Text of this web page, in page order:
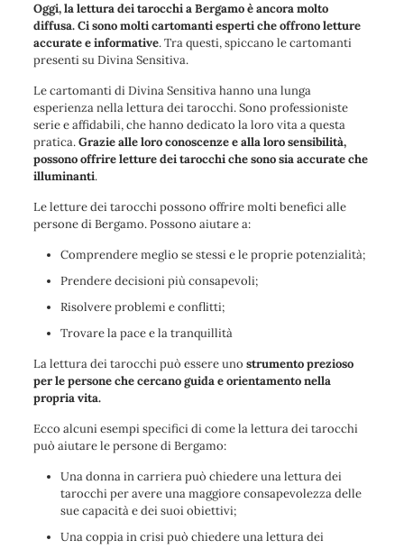
Oggi, la lettura dei tarocchi a Bergamo è ancora molto
diffusa. Ci sono molti cartomanti esperti che offrono letture
accurate e informative. Tra questi, spiccano le cartomanti
presenti su Divina Sensitiva.
Le cartomanti di Divina Sensitiva hanno una lunga
esperienza nella lettura dei tarocchi. Sono professioniste
serie e affidabili, che hanno dedicato la loro vita a questa
pratica.Grazie alle loro conoscenze e alla loro sensibilità,
possono offrire letture dei tarocchi che sono sia accurate che
illuminanti.
Le letture dei tarocchi possono offrire molti benefici alle
persone di Bergamo. Possono aiutare a:
Comprendere meglio se stessi e le proprie potenzialità;
Prendere decisioni più consapevoli;
Risolvere problemi e conflitti;
Trovare la pace e la tranquillità
La lettura dei tarocchi può essere uno strumento prezioso
per le persone che cercano guida e orientamento nella
propria vita.
Ecco alcuni esempi specifici di come la lettura dei tarocchi
può aiutare le persone di Bergamo:
Una donna in carriera può chiedere una lettura dei
tarocchi per avere una maggiore consapevolezza delle
sue capacità e dei suoi obiettivi;
Una coppia in crisi può chiedere una lettura dei